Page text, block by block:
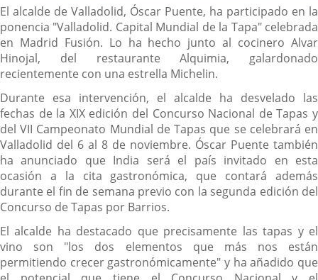
Descripción
El alcalde de Valladolid, Óscar Puente, ha participado en la
ponencia "Valladolid. Capital Mundial de la Tapa" celebrada
en Madrid Fusión. Lo ha hecho junto al cocinero Alvar
Hinojal, del restaurante Alquimia, galardonado
recientemente con una estrella Michelin.
Durante esa intervención, el alcalde ha desvelado las
fechas de la XIX edición del Concurso Nacional de Tapas y
del VII Campeonato Mundial de Tapas que se celebrará en
Valladolid del 6 al 8 de noviembre. Óscar Puente también
ha anunciado que India será el país invitado en esta
ocasión a la cita gastronómica, que contará además
durante el fin de semana previo con la segunda edición del
Concurso de Tapas por Barrios.
El alcalde ha destacado que precisamente las tapas y el
vino son "los dos elementos que más nos están
permitiendo crecer gastronómicamente" y ha añadido que